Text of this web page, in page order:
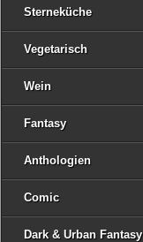
Sterneküche
Vegetarisch
Wein
Fantasy
Anthologien
Comic
Dark & Urban Fantasy